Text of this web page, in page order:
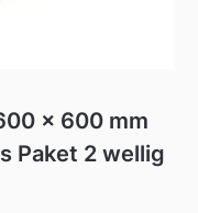
x 600 mm
Paket 2 wellig